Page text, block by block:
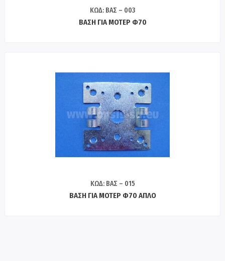
ΚΩΔ: ΒΑΣ – 003
ΒΑΣΗ ΓΙΑ ΜΟΤΕΡ Φ70
ΚΩΔ: ΒΑΣ – 015
ΒΑΣΗ ΓΙΑ ΜΟΤΕΡ Φ70 ΑΠΛΟ